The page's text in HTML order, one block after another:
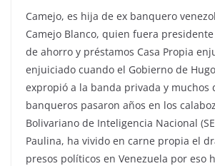
Camejo, es hija de ex banquero
Camejo Blanco, quien fuera
de ahorro y préstamos Casa Propia
enjuiciado cuando el Gobierno de
expropió a la banda privada y muchos
banqueros pasaron años en los
Bolivariano de Inteligencia Nacional
Paulina, ha vivido en carne propia el
presos políticos en Venezuela por eso